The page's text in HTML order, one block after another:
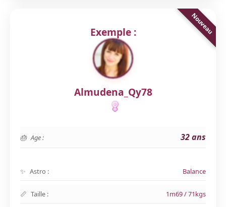
Exemple :
Almudena_Qy78
Age : 32 ans
Astro : Balance
Taille : 1m69 / 71kgs